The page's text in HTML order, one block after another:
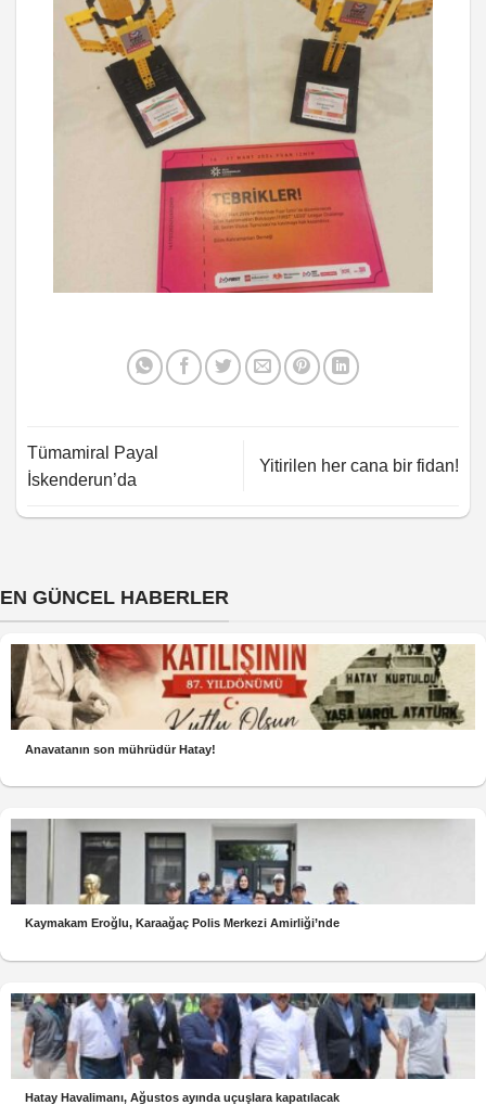
Tümamiral Payal
İskenderun’da
Yitirilen her cana bir fidan!
EN GÜNCEL HABERLER
Anavatanın son mührüdür Hatay!
Kaymakam Eroğlu, Karaağaç Polis Merkezi Amirliği’nde
Hatay Havalimanı, Ağustos ayında uçuşlara kapatılacak